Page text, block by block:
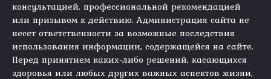
консультацией, профессиональной рекомендацией
или призывом к действию. Администрация сайта не
несет ответственности за возможные последствия
использования информации, содержащейся на сайте.
Перед принятием каких-либо решений, касающихся
здоровья или любых других важных аспектов жизни,